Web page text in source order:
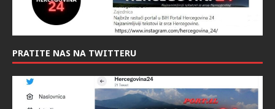
PRATITE NAS NA TWITTERU